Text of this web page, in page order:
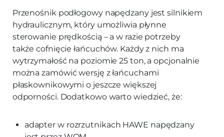
Przenośnik podłogowy napędzany jest silnikiem
hydraulicznym, który umożliwia płynne
sterowanie prędkością – a w razie potrzeby
także cofnięcie łańcuchów. Każdy z nich ma
wytrzymałość na poziomie 25 ton, a opcjonalnie
można zamówić wersję z łańcuchami
płaskownikowymi o jeszcze większej
odporności. Dodatkowo warto wiedzieć, że:
adapter w rozrzutnikach HAWE napędzany